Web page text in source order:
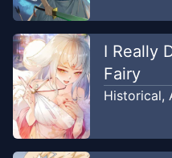
I Really
Fairy
Historical,